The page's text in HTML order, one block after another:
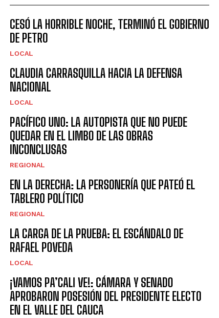
CESÓ LA HORRIBLE NOCHE, TERMINÓ EL GOBIERNO
DE PETRO
LOCAL
CLAUDIA CARRASQUILLA HACIA LA DEFENSA
NACIONAL
LOCAL
PACÍFICO UNO: LA AUTOPISTA QUE NO PUEDE
QUEDAR EN EL LIMBO DE LAS OBRAS
INCONCLUSAS
REGIONAL
EN LA DERECHA: LA PERSONERÍA QUE PATEÓ EL
TABLERO POLÍTICO
REGIONAL
LA CARGA DE LA PRUEBA: EL ESCÁNDALO DE
RAFAEL POVEDA
LOCAL
¡VAMOS PA’CALI VE!: CÁMARA Y SENADO
APROBARON POSESIÓN DEL PRESIDENTE ELECTO
EN EL VALLE DEL CAUCA